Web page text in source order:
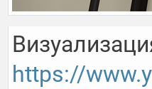
https://